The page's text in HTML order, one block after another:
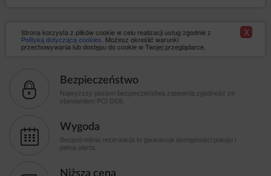
Strona korzysta z plików cookie w celu realizacji usług zgodnie z
Polityką dotyczącą cookies. Możesz określić warunki
przechowywania lub dostępu do cookie w Twojej przeglądarce.
X
Bezpieczeństwo
Najwyższy poziom bezpieczeństwa zapewnia zgodność ze
standardem PCI DSS.
Wygoda
Bezpośrednia rezerwacja to gwarancja dostępności pokoju i
pełna oferta.
Niższa cena